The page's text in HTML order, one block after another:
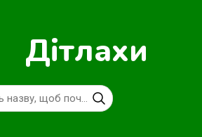
Дітлахи